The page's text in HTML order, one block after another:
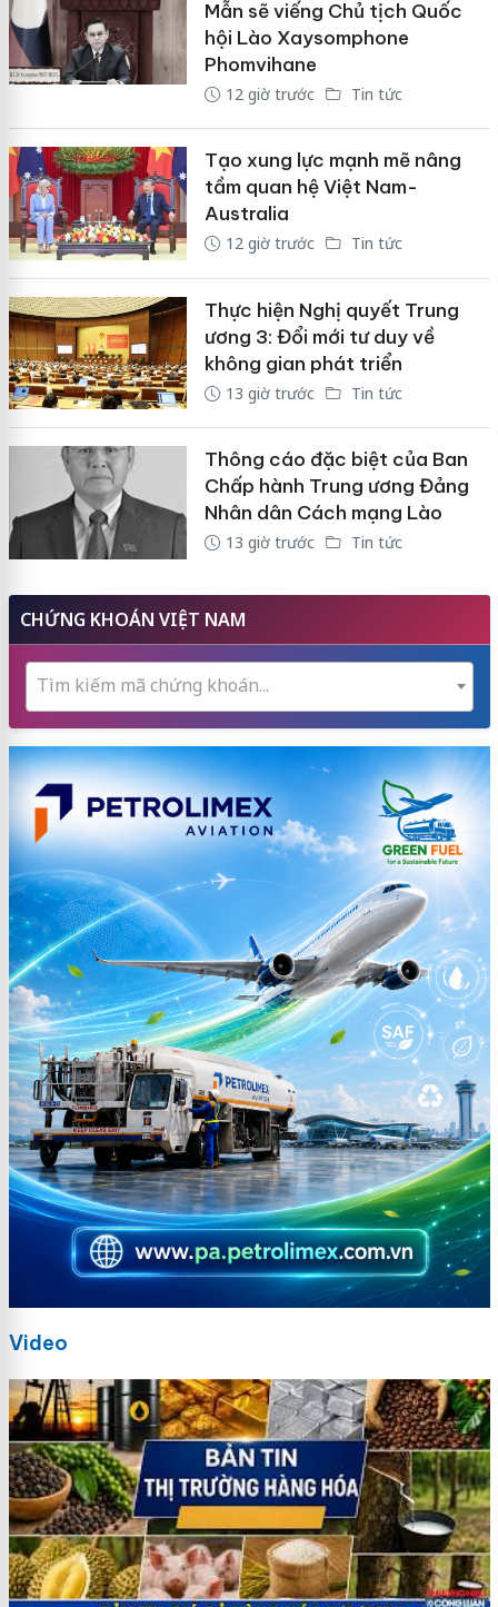
Mẫn sẽ viếng Chủ tịch Quốc
hội Lào Xaysomphone
Phomvihane
12 giờ trước Tin tức
Tạo xung lực mạnh mẽ nâng
tầm quan hệ Việt Nam-
Australia
12 giờ trước Tin tức
Thực hiện Nghị quyết Trung
ương 3: Đổi mới tư duy về
không gian phát triển
13 giờ trước Tin tức
Thông cáo đặc biệt của Ban
Chấp hành Trung ương Đảng
Nhân dân Cách mạng Lào
13 giờ trước Tin tức
CHỨNG KHOÁN VIỆT NAM
Tìm kiếm mã chứng khoán...
Video